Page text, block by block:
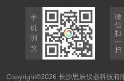
手
机
浏
览
微
信
扫
一
扫
Copyright©2026 长沙思辰仪器科技